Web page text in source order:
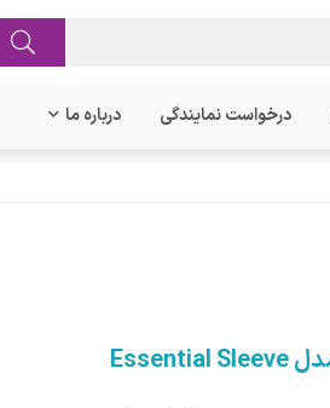
درخواست نمایندگی درباره ما